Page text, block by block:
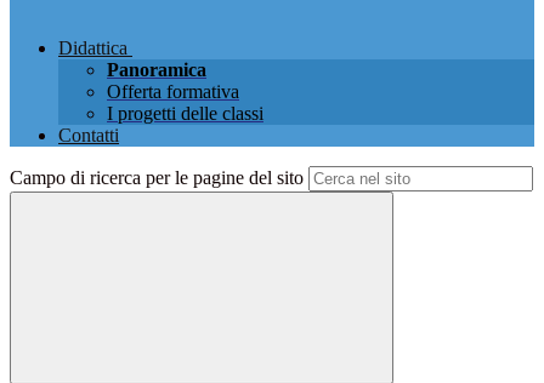
Didattica
Panoramica
Offerta formativa
I progetti delle classi
Contatti
Campo di ricerca per le pagine del sito